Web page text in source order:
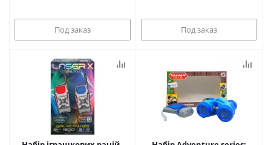
Под заказ Под заказ